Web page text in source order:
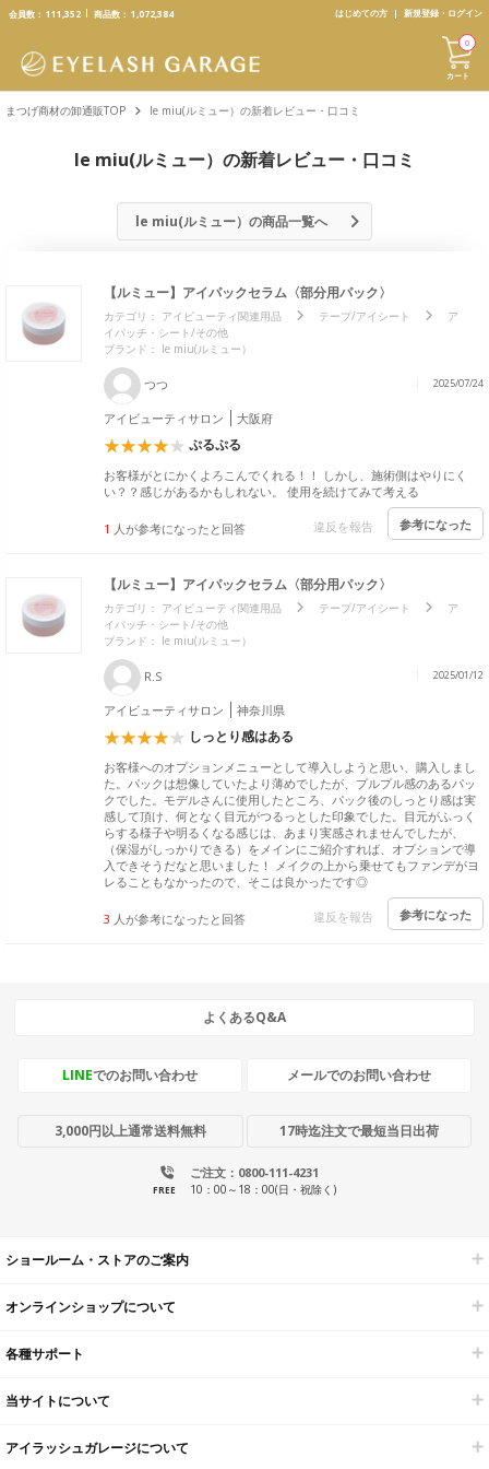
text.skipToContent
text.skipToNavigation
会員数： 111,352 商品数： 1,072,384 はじめての方 新規登録・ログイン
カート
0
まつげ商材の卸通販TOP le miu(ルミュー）の新着レビュー・口コミ
le miu(ルミュー）の新着レビュー・口コミ
le miu(ルミュー）の商品一覧へ
【ルミュー】アイパックセラム〈部分用パック〉
カテゴリ： アイビューティ関連用品 テープ/アイシート
ア
イパッチ・シート/その他
ブランド： le miu(ルミュー）
つつ 2025/07/24
アイビューティサロン 大阪府
ぷるぷる
お客様がとにかくよろこんでくれる！！ しかし、施術側はやりにく
い？？感じがあるかもしれない。 使用を続けてみて考える
1 人が参考になったと回答 違反を報告 参考になった
【ルミュー】アイパックセラム〈部分用パック〉
カテゴリ： アイビューティ関連用品 テープ/アイシート
ア
イパッチ・シート/その他
ブランド： le miu(ルミュー）
R.S 2025/01/12
アイビューティサロン 神奈川県
しっとり感はある
お客様へのオプションメニューとして導入しようと思い、購入しまし
た。パックは想像していたより薄めでしたが、プルプル感のあるパッ
クでした。モデルさんに使用したところ、パック後のしっとり感は実
感して頂け、何となく目元がつるっとした印象でした。目元がふっく
らする様子や明るくなる感じは、あまり実感されませんでしたが、
（保湿がしっかりできる）をメインにご紹介すれば、オプションで導
入できそうだなと思いました！ メイクの上から乗せてもファンデがヨ
レることもなかったので、そこは良かったです◎
3 人が参考になったと回答 違反を報告 参考になった
よくあるQ&A
LINEでのお問い合わせ メールでのお問い合わせ
3,000円以上通常送料無料 17時迄注文で最短当日出荷
ご注文：0800-111-4231
FREE 10：00～18：00(日・祝除く)
ショールーム・ストアのご案内
オンラインショップについて
各種サポート
当サイトについて
アイラッシュガレージについて